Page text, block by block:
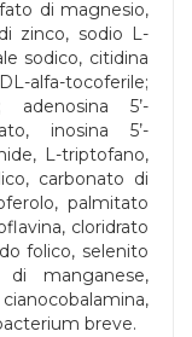
di magnesio,
zinco, sodio L-
sodico, citidina
tocoferile;
adenosina 5’-
inosina 5’-
L-triptofano,
carbonato di
palmitato
cloridrato
folico, selenito
manganese,
breve.